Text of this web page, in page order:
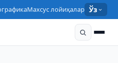
Махсус лойиҳалар Ўз